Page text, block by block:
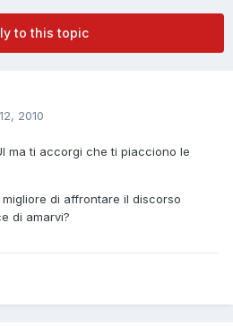
to this topic
2010
ma ti accorgi che ti piacciono le
di affrontare il discorso
di amarvi?